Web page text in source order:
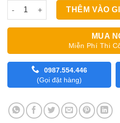
Rèm cầu vồng Padora Daisy số
THÊM VÀO
MUA
Miễn Phí Thi
0987.554.446
(Gọi đặt hàng)